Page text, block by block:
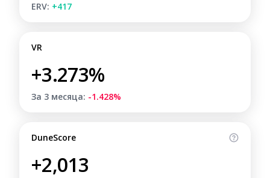
ERV: +417
VR
+3.273%
За 3 месяца: -1.428%
DuneScore
+2,013